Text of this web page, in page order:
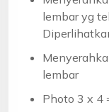
lembar yg
lembar
Photo 3 x 4